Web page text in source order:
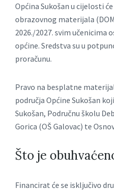
Općina Sukošan u cijelosti
obrazovnog materijala
2026./2027. svim učenicima
općine. Sredstva su u
proračunu.
Pravo na besplatne
područja Općine Sukošan
Sukošan, Područnu školu
Gorica (OŠ Galovac) te
Što je
Financirat će se isključivo